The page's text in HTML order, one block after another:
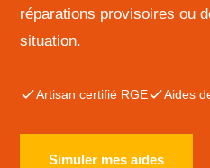
réparations provisoires ou
situation.
Artisan certifié RGE Aides
Simuler mes aides